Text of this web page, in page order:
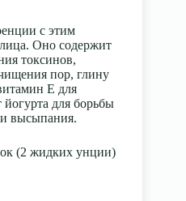
с этим
Оно содержит
токсинов,
пор, глину
Е для
йогурта для борьбы
высыпания.
(2 жидких унции)